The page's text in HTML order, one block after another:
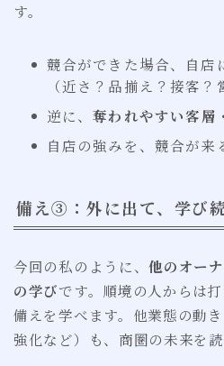
す。
競合ができた場合、自店
（近さ？品揃え？接客？
逆に、奪われやすい客層
自店の強みを、競合が来
備え③：外に出て、学び
今回の私のように、他のオー
の学びです。順境の人からは
備えを学べます。他業態の動
強化など）も、商圏の未来を読